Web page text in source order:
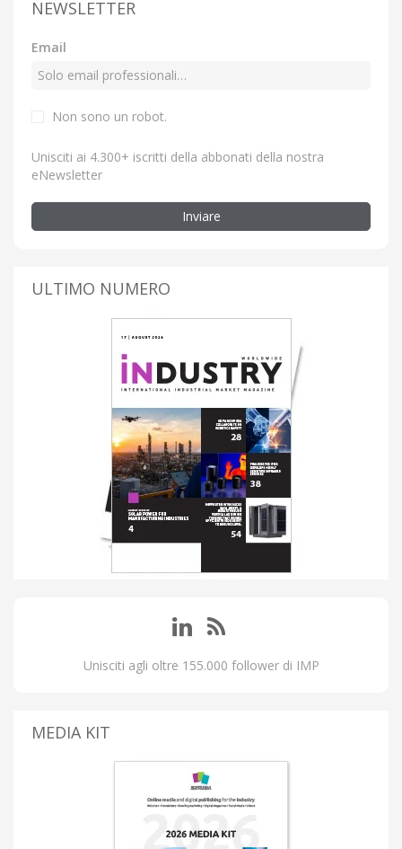
NEWSLETTER
Email
Non sono un robot.
Unisciti ai 4.300+ iscritti della abbonati della nostra
eNewsletter
Inviare
ULTIMO NUMERO
Unisciti agli oltre 155.000 follower di IMP
MEDIA KIT